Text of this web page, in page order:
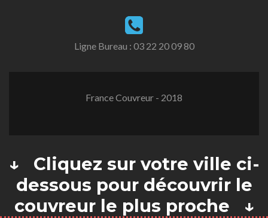
Ligne Bureau : 03 22 20 09 80
France Couvreur - 2018
↓ Cliquez sur votre ville ci-
dessous pour découvrir le
couvreur le plus proche ↓